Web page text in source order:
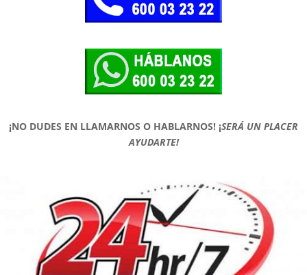
¡NO DUDES EN LLAMARNOS O HABLARNOS! ¡SERÁ UN PLACER
AYUDARTE!